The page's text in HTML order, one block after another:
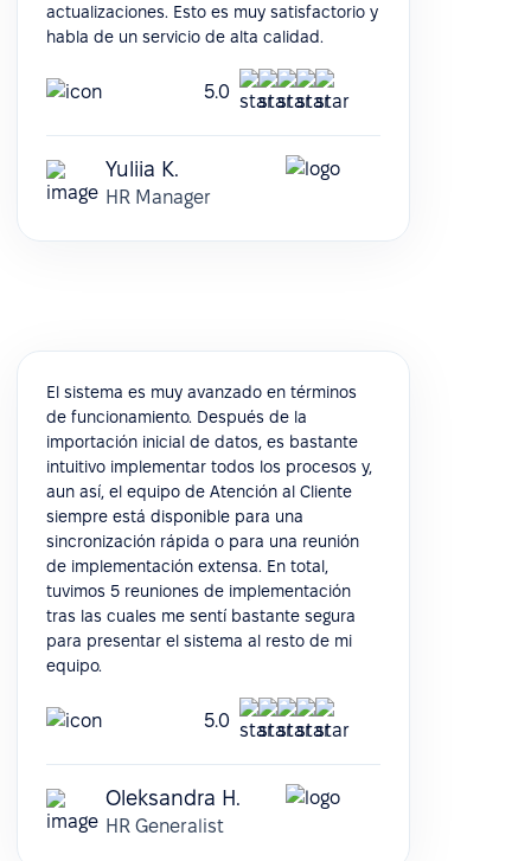
actualizaciones. Esto es muy satisfactorio y
habla de un servicio de alta calidad.
5.0
Yuliia K.
HR Manager
El sistema es muy avanzado en términos
de funcionamiento. Después de la
importación inicial de datos, es bastante
intuitivo implementar todos los procesos y,
aun así, el equipo de Atención al Cliente
siempre está disponible para una
sincronización rápida o para una reunión
de implementación extensa. En total,
tuvimos 5 reuniones de implementación
tras las cuales me sentí bastante segura
para presentar el sistema al resto de mi
equipo.
5.0
Oleksandra H.
HR Generalist